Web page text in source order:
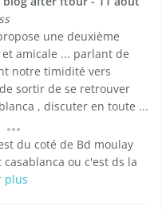
une deuxième
amicale ... parlant de
notre timidité vers
sortir de se retrouver
, discuter en toute ...
du coté de Bd moulay
ou c'est ds la
plus